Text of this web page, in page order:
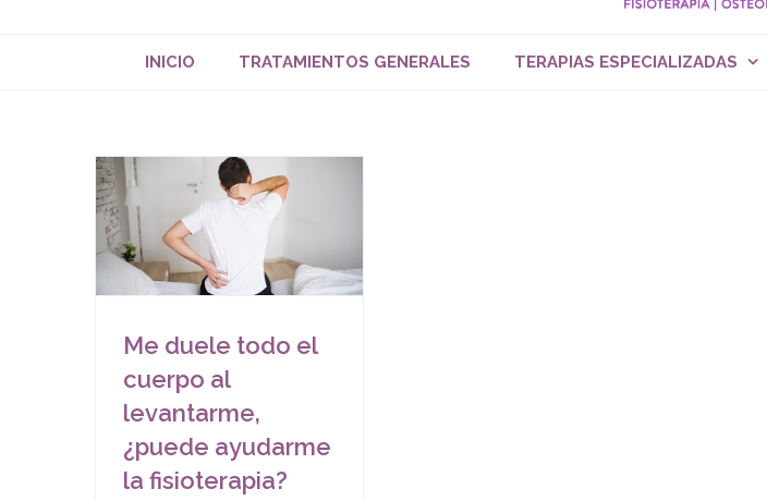
INICIO TRATAMIENTOS GENERALES TERAPIAS ESPECIALIZADAS
Me duele todo el
cuerpo al
levantarme,
¿puede ayudarme
la fisioterapia?